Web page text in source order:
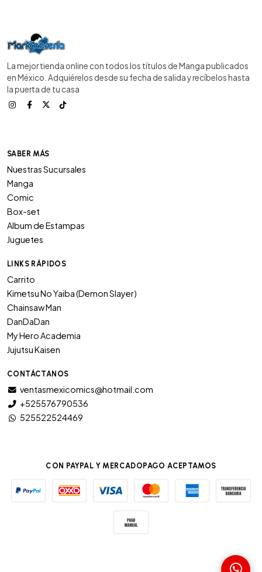
La mejor tienda online con todos los títulos de Manga publicados
en México. Adquiérelos desde su fecha de salida y recíbelos hasta
la puerta de tu casa
SABER MÁS
Nuestras Sucursales
Manga
Comic
Box-set
Album de Estampas
Juguetes
LINKS RÁPIDOS
Carrito
Kimetsu No Yaiba (Demon Slayer)
Chainsaw Man
DanDaDan
My Hero Academia
Jujutsu Kaisen
CONTÁCTANOS
ventasmexicomics@hotmail.com
+525576790536
525522524469
CON PAYPAL Y MERCADOPAGO ACEPTAMOS